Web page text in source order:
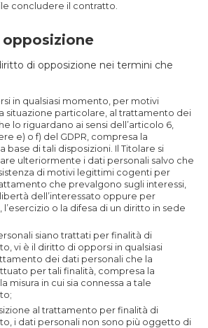
concludere il contratto.
di opposizione nei termini che
in qualsiasi momento, per motivi
situazione particolare, al trattamento dei
lo riguardano ai sensi dell’articolo 6,
e) o f) del GDPR, compresa la
base di tali disposizioni. Il Titolare si
ulteriormente i dati personali salvo che
di motivi legittimi cogenti per
che prevalgono sugli interessi,
dell’interessato oppure per
l’esercizio o la difesa di un diritto in sede
siano trattati per finalità di
vi è il diritto di opporsi in qualsiasi
dei dati personali che la
per tali finalità, compresa la
misura in cui sia connessa a tale
al trattamento per finalità di
i dati personali non sono più oggetto di